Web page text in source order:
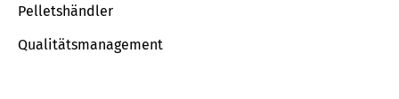
Pelletshändler
Qualitätsmanagement